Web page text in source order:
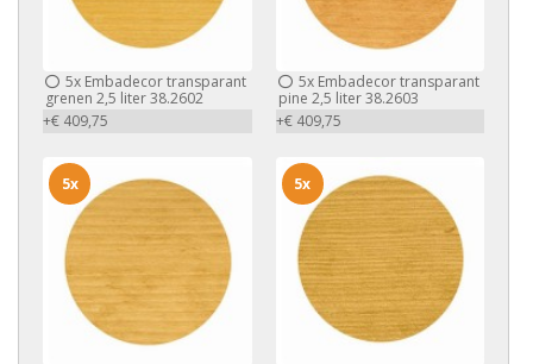
5x Embadecor transparant
grenen 2,5 liter 38.2602
+€ 409,75
5xEmbadecor transparant
pine 2,5 liter 38.2603
+€ 409,75
5x 5x